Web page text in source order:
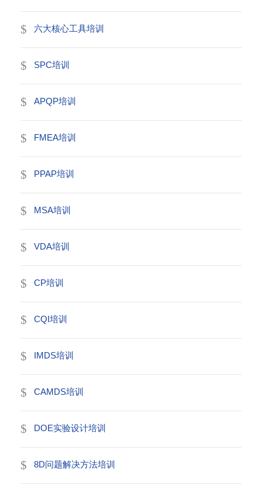
六大核心工具培训
SPC培训
APQP培训
FMEA培训
PPAP培训
MSA培训
VDA培训
CP培训
CQI培训
IMDS培训
CAMDS培训
DOE实验设计培训
8D问题解决方法培训